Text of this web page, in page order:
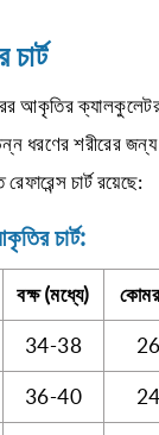
আকৃতির
ধরণের শরীরের জন্য
চার্ট রয়েছে:
চার্ট:
বক্ষ (মধ্যে)
34-38
36-40